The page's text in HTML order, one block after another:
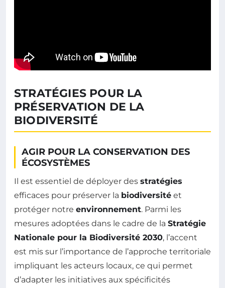
STRATÉGIES POUR LA
PRÉSERVATION DE LA
BIODIVERSITÉ
AGIR POUR LA CONSERVATION DES
ÉCOSYSTÈMES
Il est essentiel de déployer des stratégies
efficaces pour préserver la biodiversité et
protéger notre environnement. Parmi les
mesures adoptées dans le cadre de la Stratégie
Nationale pour la Biodiversité 2030, l’accent
est mis sur l’importance de l’approche territoriale
impliquant les acteurs locaux, ce qui permet
d’adapter les initiatives aux spécificités